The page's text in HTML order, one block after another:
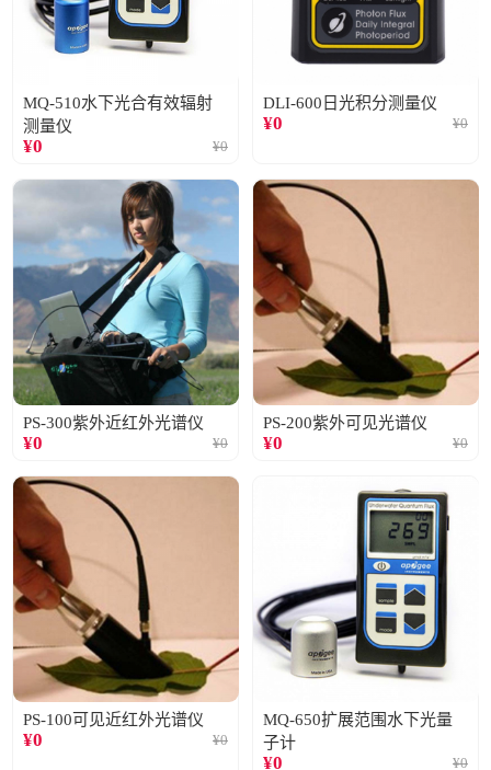
MQ-510水下光合有效辐射
测量仪
¥0 ¥0
DLI-600日光积分测量仪
¥0 ¥0
PS-300紫外近红外光谱仪
¥0 ¥0
PS-200紫外可见光谱仪
¥0 ¥0
PS-100可见近红外光谱仪
¥0 ¥0
MQ-650扩展范围水下光量
子计
¥0 ¥0